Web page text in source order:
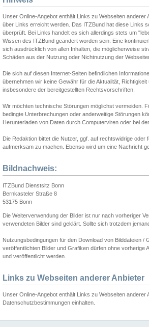
Unser Online-Angebot enthält Links zu Webseiten
über Links erreicht werden. Das ITZBund hat diese Links
überprüft. Bei Links handelt es sich allerdings stets um
Wissen des ITZBund geändert worden sein. Eine
sich ausdrücklich von allen Inhalten, die möglicherweise
Schäden aus der Nutzung oder Nichtnutzung der
Die sich auf diesen Internet-Seiten befindlichen
übernehmen wir keine Gewähr für die Aktualität,
insbesondere der bereitgestellten Rechtsvorschriften.
Wir möchten technische Störungen möglichst vermeiden.
bedingte Unterbrechungen oder anderweitige Störungen
Herunterladen von Daten durch Computerviren oder bei
Die Redaktion bittet die Nutzer, ggf. auf rechtswidrige
aufmerksam zu machen. Ebenso wird um eine Nachricht
Bildnachweis:
ITZBund Dienstsitz Bonn
Bernkasteler Straße 8
53175 Bonn
Die Weiterverwendung der Bilder ist nur nach vorheriger
verwendeten Bilder sind geklärt. Sollte sich trotzdem
Nutzungsbedingungen für den Download von Bilddateien
veröffentlichten Bilder und Grafiken dürfen ohne vorherige
und veröffentlicht werden.
Links zu Webseiten anderer Anbieter
Unser Online-Angebot enthält Links zu Webseiten anderer
Datenschutzbestimmungen einhalten.